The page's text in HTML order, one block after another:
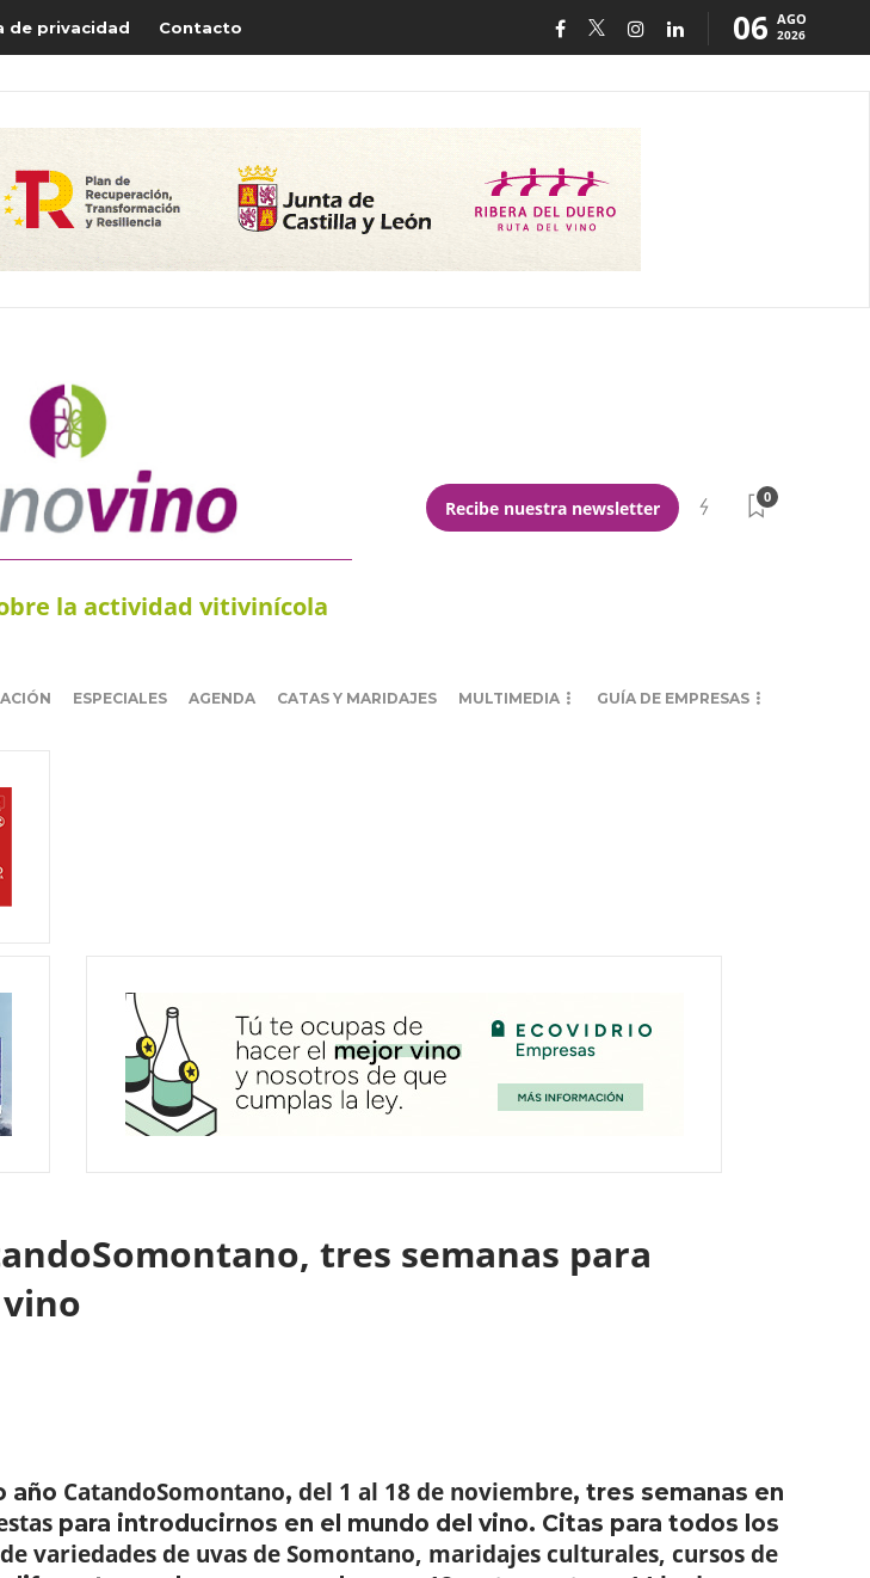
de privacidad Contacto 06 AGO
2026
la actividad vitivinícola
Recibe nuestra newsletter
0
ESPECIALES AGENDA CATAS Y MARIDAJES MULTIMEDIA GUÍA DE EMPRESAS
tres semanas para
año CatandoSomontano, del 1 al 18 de noviembre, tres semanas en
para introducirnos en el mundo del vino. Citas para todos los
variedades de uvas de Somontano, maridajes culturales, cursos de